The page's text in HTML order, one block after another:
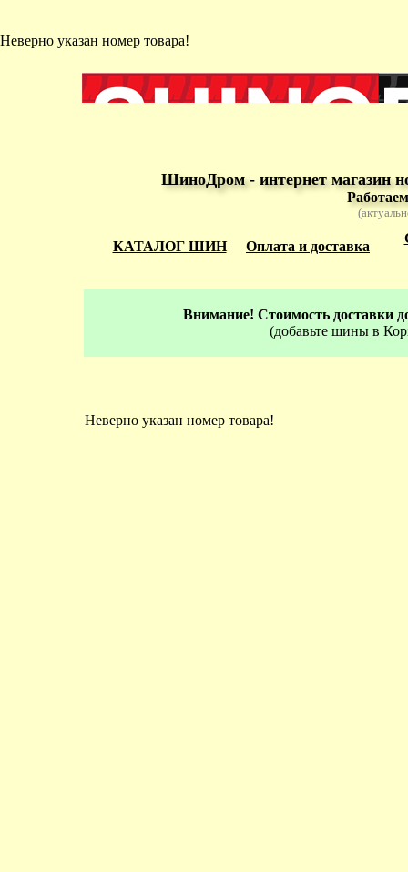
Неверно указан номер товара!
ШиноДром - интернет магазин
КАТАЛОГ ШИН Оплата и доставка
Внимание! Стоимость доставки
(добавьте шины в
Неверно указан номер товара!